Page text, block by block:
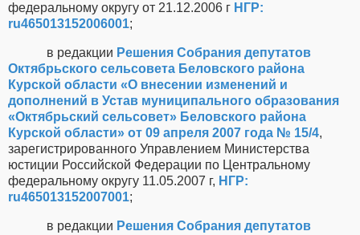
федеральному округу от 21.12.2006 г НГР:
ru465013152006001;
в редакции Решения Собрания депутатов
Октябрьского сельсовета Беловского района
Курской области «О внесении изменений и
дополнений в Устав муниципального образования
«Октябрьский сельсовет» Беловского района
Курской области» от 09 апреля 2007 года № 15/4,
зарегистрированного Управлением Министерства
юстиции Российской Федерации по Центральному
федеральному округу 11.05.2007 г, НГР:
ru465013152007001;
в редакции Решения Собрания депутатов